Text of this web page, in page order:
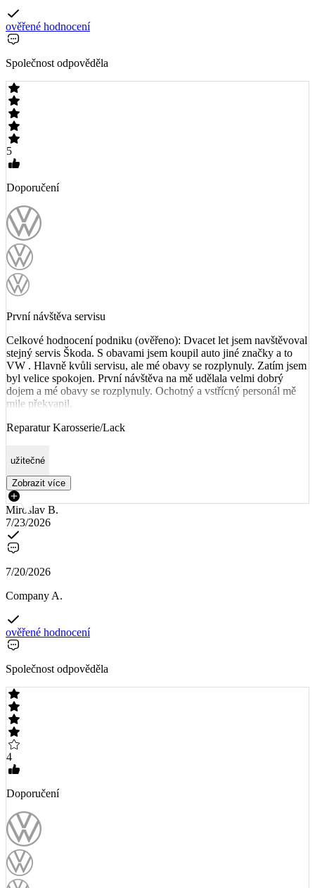
ověřené hodnocení
Společnost odpověděla
5
Doporučení
První návštěva servisu
Celkové hodnocení podniku (ověřeno): Dvacet let jsem navštěvoval
stejný servis Škoda. S obavami jsem koupil auto jiné značky a to
VW . Hlavně kvůli servisu, ale mé obavy se rozplynuly. Zatím jsem
byl velice spokojen. První návštěva na mě udělala velmi dobrý
dojem a mé obavy se rozplynuly. Ochotný a vstřícný personál mě
mile překvapil.
Reparatur Karosserie/Lack
užitečné
Zobrazit více
Miroslav B.
7/23/2026
7/20/2026
Company A.
ověřené hodnocení
Společnost odpověděla
4
Doporučení